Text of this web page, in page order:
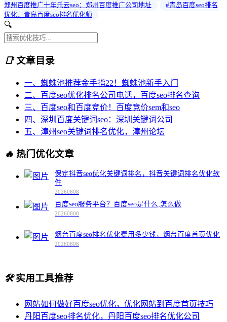
郑州百度推广十年乐云seo：郑州百度推广公司地址
#青岛百度seo排名
优化，青岛百度seo排名优化师
🔍
📑文章目录
一、蜘蛛池推荐金手指22！蜘蛛池新手入门
二、百度seo优化排名公司电话，百度seo排名查询
三、百度seo和百度竞价！百度竞价sem和seo
四、深圳百度关键词seo：深圳关键词公司
五、漳州seo关键词排名优化，漳州论坛
🔥 热门优化文章
保定抖音seo优化关键词排名，抖音关键词排名优化软
件
20260808
百度seo服务平台？百度seo是什么,怎么做
20260808
烟台百度seo排名优化费用多少钱，烟台百度首页优化
20260808
🛠️实用工具推荐
网站如何做好百度seo优化，优化网站到百度首页技巧
丹阳百度seo排名优化，丹阳百度seo排名优化公司